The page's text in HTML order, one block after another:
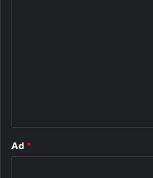
Ad *